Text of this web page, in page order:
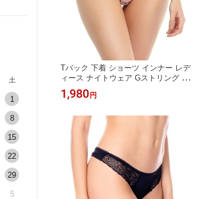
土
1
8
15
22
29
5
Tバック 下着 ショーツ インナー レデ
ィース ナイトウェア Gストリング セ
クシー サイドストリング パンツ イン
ポート 紐パン ブラジリアン 通販 イ
ル コロンビア製
1,980 円